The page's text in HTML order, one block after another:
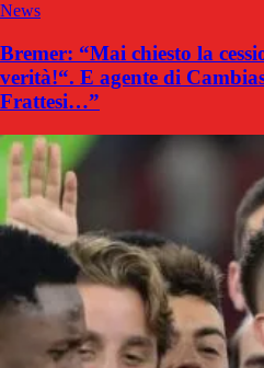
News
Bremer: “Mai chiesto la
verità!“. E agente di
Frattesi…”